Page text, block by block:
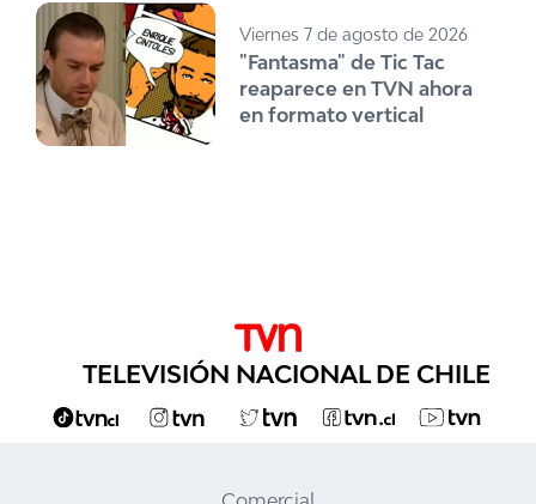
Viernes 7 de agosto de 2026
"Fantasma" de Tic Tac
reaparece en TVN ahora
en formato vertical
TELEVISIÓN NACIONAL DE CHILE